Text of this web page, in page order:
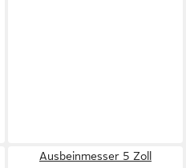
Ausbeinmesser 5 Zoll